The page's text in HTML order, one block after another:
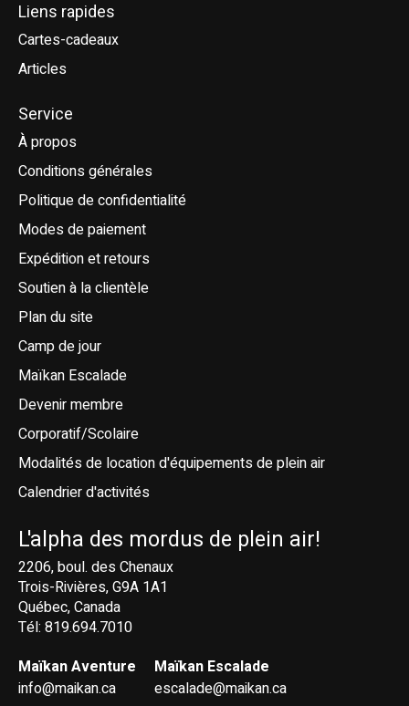
Liens rapides
Cartes-cadeaux
Articles
Service
À propos
Conditions générales
Politique de confidentialité
Modes de paiement
Expédition et retours
Soutien à la clientèle
Plan du site
Camp de jour
Maïkan Escalade
Devenir membre
Corporatif/Scolaire
Modalités de location d'équipements de plein air
Calendrier d'activités
L'alpha des mordus de plein air!
2206, boul. des Chenaux
Trois-Rivières, G9A 1A1
Québec, Canada
Tél: 819.694.7010
Maïkan Aventure
info@maikan.ca
Maïkan Escalade
escalade@maikan.ca